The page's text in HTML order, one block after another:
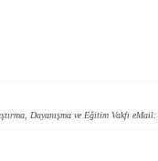
Dayanışma ve Eğitim Vakfı eMail: